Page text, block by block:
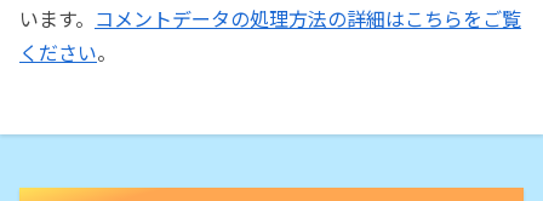
います。 コメントデータの処理方法の詳細はこちらをご覧
ください。